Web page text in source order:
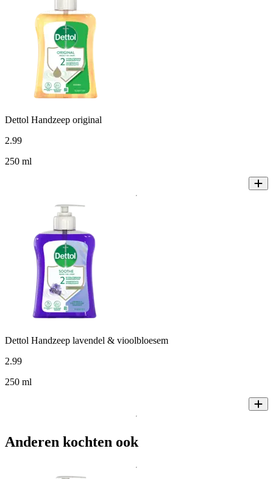
Dettol Handzeep original
2.99
250 ml
Dettol Handzeep lavendel & vioolbloesem
2.99
250 ml
Anderen kochten ook